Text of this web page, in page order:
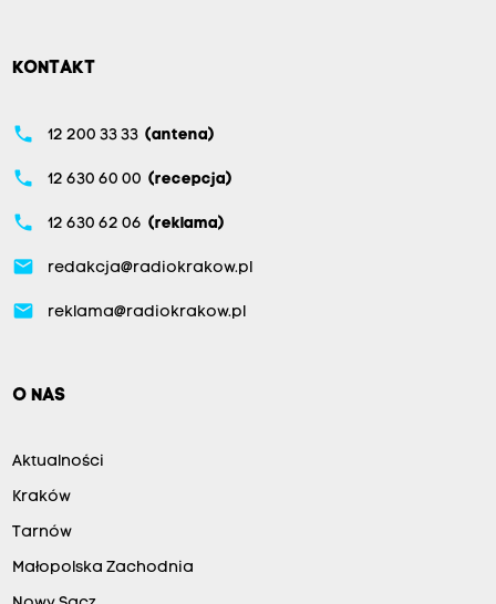
KONTAKT
phone 12 200 33 33 (antena)
phone 12 630 60 00 (recepcja)
phone 12 630 62 06 (reklama)
email redakcja@radiokrakow.pl
email reklama@radiokrakow.pl
O NAS
Aktualności
Kraków
Tarnów
Małopolska Zachodnia